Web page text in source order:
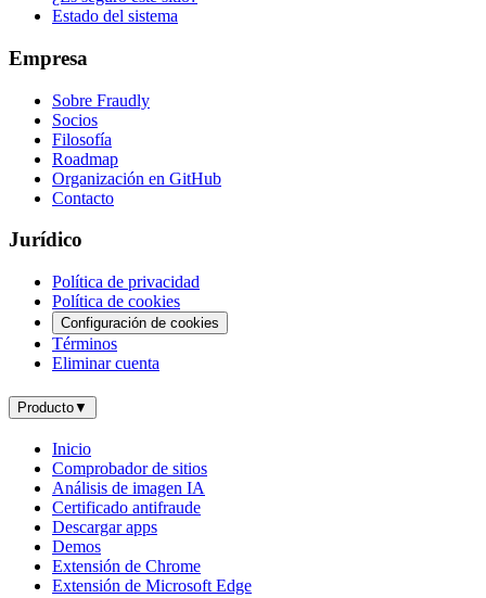
Estado del sistema
Empresa
Sobre Fraudly
Socios
Filosofía
Roadmap
Organización en GitHub
Contacto
Jurídico
Política de privacidad
Política de cookies
Configuración de cookies
Términos
Eliminar cuenta
Producto▼
Inicio
Comprobador de sitios
Análisis de imagen IA
Certificado antifraude
Descargar apps
Demos
Extensión de Chrome
Extensión de Microsoft Edge